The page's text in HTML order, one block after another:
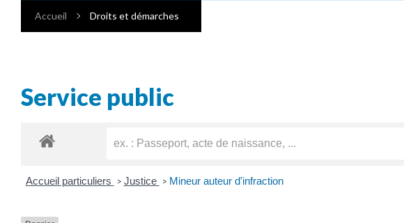
Accueil Droits et démarches
Service public
Accueil particuliers > Justice > Mineur auteur d'infraction